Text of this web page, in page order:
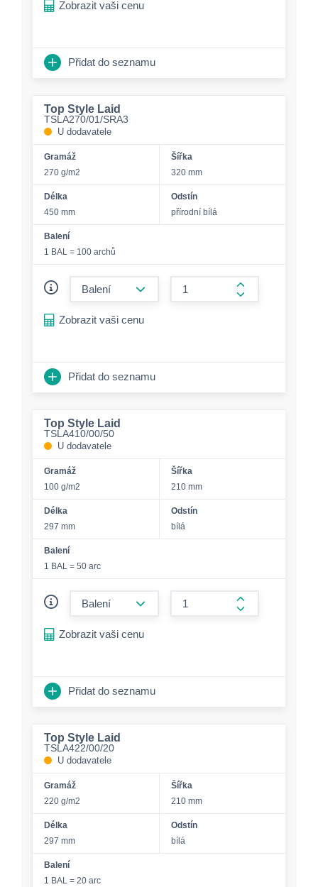
Zobrazit vaši cenu
Přidat do seznamu
Top Style Laid
TSLA270/01/SRA3
U dodavatele
Gramáž
270 g/m2
Šířka
320 mm
Délka
450 mm
Odstín
přírodní bílá
Balení
1 BAL = 100 archů
form.increase-
Zobrazit vaši cenu
Přidat do seznamu
Top Style Laid
TSLA410/00/50
U dodavatele
Gramáž
100 g/m2
Šířka
210 mm
Délka
297 mm
Odstín
bílá
Balení
1 BAL = 50 arc
form.increase-
Zobrazit vaši cenu
Přidat do seznamu
Top Style Laid
TSLA422/00/20
U dodavatele
Gramáž
220 g/m2
Šířka
210 mm
Délka
297 mm
Odstín
bílá
Balení
1 BAL = 20 arc